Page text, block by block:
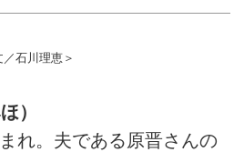
石川理恵＞
）
れ。夫である原晋さんの